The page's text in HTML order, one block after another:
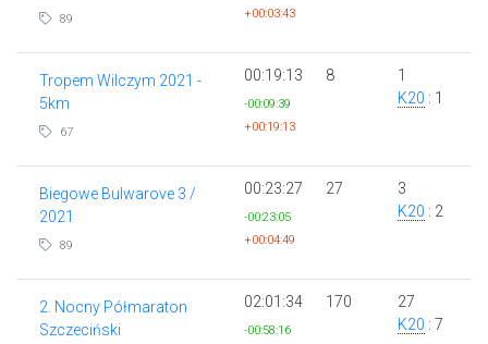
89
+00:03:43
Tropem Wilczym 2021 -
5km
67
00:19:13
-00:09:39
+00:19:13
8
1
K20 : 1
Biegowe Bulwarove 3 /
2021
89
00:23:27
-00:23:05
+00:04:49
27
3
K20 : 2
2. Nocny Półmaraton
Szczeciński
02:01:34
-00:58:16
170
27
K20 : 7